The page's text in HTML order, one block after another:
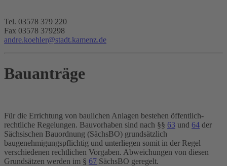
Tel. 03578 379 220
Fax 03578 379298
andre.koehler@stadt.kamenz.de
Bauanträge
Für die Errichtung von baulichen Anlagen bestehen öffentlich-
rechtliche Regelungen. Bauvorhaben sind nach §§ 63 und 64 der
Sächsischen Bauordnung (SächsBO) grundsätzlich
baugenehmigungspflichtig und unterliegen somit in der Regel
verschiedenen rechtlichen Vorgaben. Abweichungen von diesen
Grundsätzen werden im § 67 SächsBO geregelt.